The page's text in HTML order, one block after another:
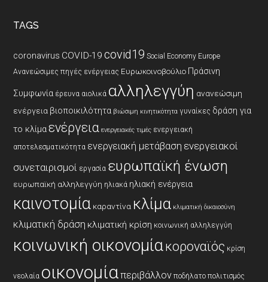
TAGS
coronavirus COVID-19 covid19 Social Economy Europe
Ανανεώσιμες πηγές ενέργειας Ευρωκοινοβούλιο Πράσινη
Συμφωνία έρευνα αιολικά αλληλεγγύη ανανεώσιμη
ενέργεια βιοποικιλότητα βιώσιμη κινητικότητα γυναίκες δράση για
το κλίμαενέργεια ενεργειακές τιμές ενεργειακή
αποτελεσματικότητα ενεργειακή μετάβαση ενεργειακοί
συνεταιρισμοί εργασία ευρωπαϊκή ένωση
ευρωπαϊκή αλληλεγγύη ηλιακά ηλιακή ενέργεια
καινοτομία καραντίνα κλίμα κλιματική δικαιοσύνη
κλιματική δράση κλιματική κρίση κοινωνική αλληλεγγύη
κοινωνική οικονομίακοροναϊός κρίση
νεολαία οικονομίαπεριβάλλον ποδήλατο πολιτισμός